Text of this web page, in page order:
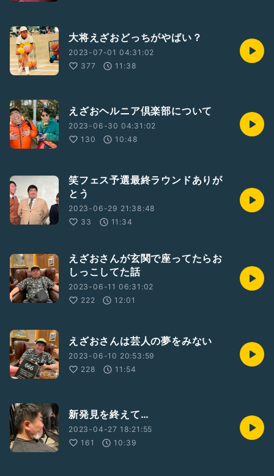
大将えざおどっちがやばい？
2023-07-01 04:31:02
377
11:38
えざおヘルニア倶楽部について
2023-06-30 04:31:02
130
10:48
笑フェス予選最終ラウンドありが
とう
2023-06-29 21:38:48
33
11:34
えざおさんが玄関で座ってたらお
しっこしてた話
2023-06-11 06:31:02
222
12:01
えざおさんは芸人の夢をみない
2023-06-10 20:53:59
228
11:54
新発見を終えて…
2023-04-27 18:21:55
161
10:39